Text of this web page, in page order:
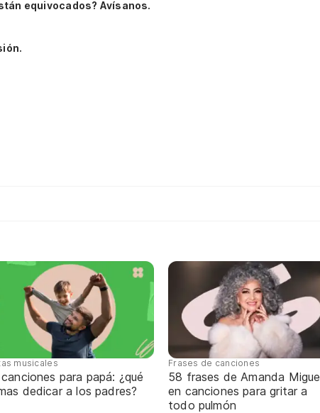
equivocados? Avísanos.
musicales
para papá: ¿qué
dedicar a los padres?
Frases de canciones
58 frases de Amanda
en canciones para gritar a
todo pulmón